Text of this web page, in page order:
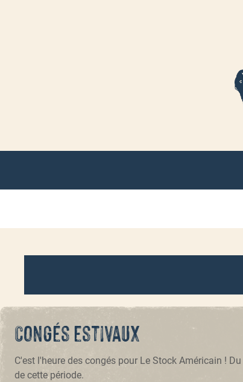
Congés estivaux
C'est l'heure des congés pour Le Stock Américain ! Du
de cette période.